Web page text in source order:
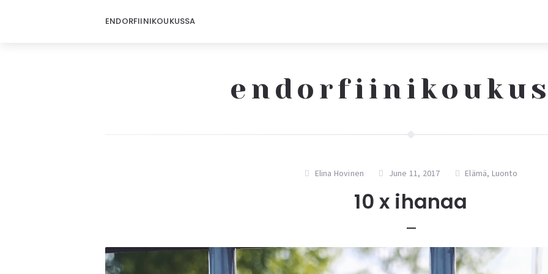
ENDORFIINIKOUKUSSA
Elina Hovinen June 11, 2017 Elämä, Luonto
10 x ihanaa